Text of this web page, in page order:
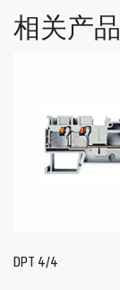
相关产品
DPT 4/4